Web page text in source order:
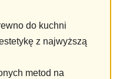
do kuchni
z najwyższą
metod na